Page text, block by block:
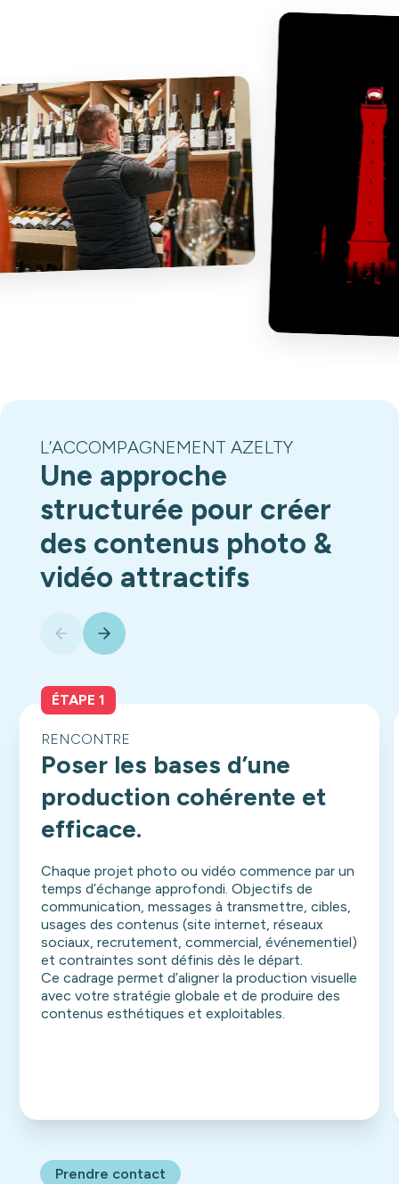
L’ACCOMPAGNEMENT AZELTY
Une approche
structurée pour créer
des contenus photo &
vidéo attractifs
ÉTAPE 1
RENCONTRE
Poser les bases d’une
production cohérente et
efficace.
Chaque projet photo ou vidéo commence par un
temps d’échange approfondi. Objectifs de
communication, messages à transmettre, cibles,
usages des contenus (site internet, réseaux
sociaux, recrutement, commercial, événementiel)
et contraintes sont définis dès le départ.
Ce cadrage permet d’aligner la production visuelle
avec votre stratégie globale et de produire des
contenus esthétiques et exploitables.
Prendre contact